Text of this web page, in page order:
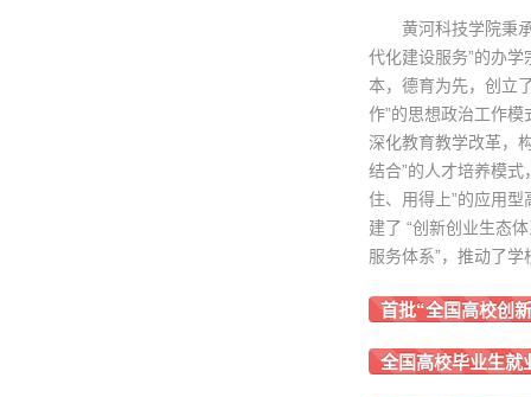
黄河科技学院秉
代化建设服务”的办
本，德育为先，创立
作”的思想政治工作
深化教育教学改革，
结合”的人才培养模
住、用得上”的应用
建了 “创新创业生态
服务体系”，推动了
首批“全国高校创
全国高校毕业生就